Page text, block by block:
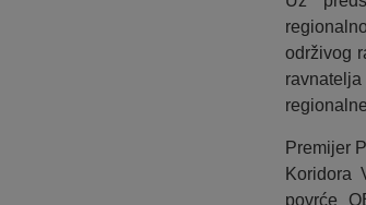
održivog
Premijer
Koridora
povrće